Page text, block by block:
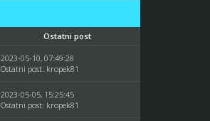
Ostatni post
2023-05-10, 07:49:28
Ostatni post: kropek81
2023-05-05, 15:25:45
Ostatni post: kropek81